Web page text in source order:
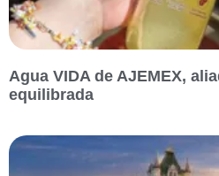
Agua VIDA de AJEMEX,
equilibrada